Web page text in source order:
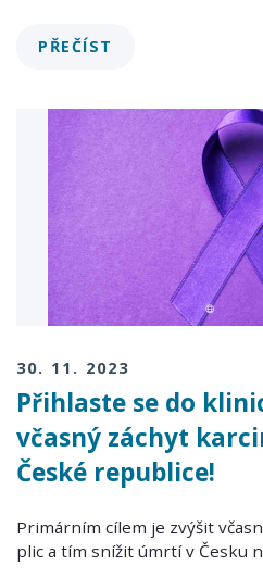
PŘEČÍST
30. 11. 2023
Přihlaste se do
včasný záchyt
České republice!
Primárním cílem je zvýšit
plic a tím snížit úmrtí v Česku